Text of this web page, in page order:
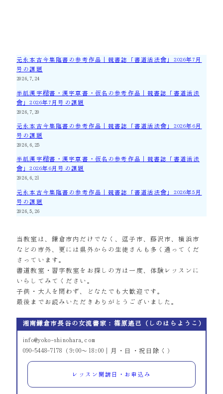
元永本古今集臨書の参考作品｜競書誌「書道活法會」2026年7月
号の課題
2026.7.24
半紙漢字楷書・漢字草書・仮名の参考作品｜競書誌「書道活法
會」2026年7月号の課題
2026.7.20
元永本古今集臨書の参考作品｜競書誌「書道活法會」2026年6月
号の課題
2026.6.25
半紙漢字楷書・漢字草書・仮名の参考作品｜競書誌「書道活法
會」2026年6月号の課題
2026.6.21
元永本古今集臨書の参考作品｜競書誌「書道活法會」2026年5月
号の課題
2026.5.26
当教室は、鎌倉市内だけでなく、逗子市、藤沢市、横浜市
などの市外、更には県外からの生徒さんも多く通ってくだ
さっています。
書道教室・習字教室をお探しの方は一度、体験レッスンに
いらしてみてください。
子供・大人を問わず、どなたでも大歓迎です。
最後までお読みいただきありがとうございました。
湘南鎌倉市長谷の女流書家：篠原遙己（しのはらようこ）
info@yoko-shinohara.com
090-5448-7178（9:00～18:00｜月・日・祝日除く）
レッスン開講日・お申込み